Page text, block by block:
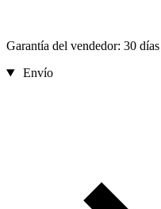
Garantía del vendedor: 30 días
Envío